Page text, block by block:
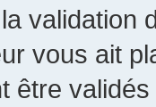
validation
vous ait
être